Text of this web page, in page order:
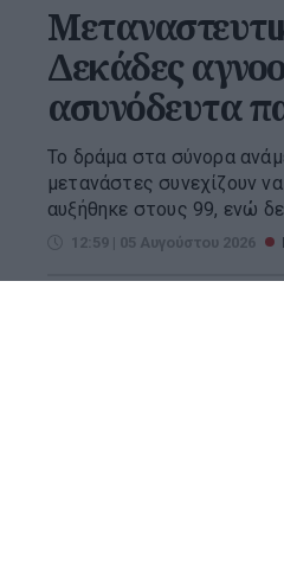
Δεκάδες
ασυνόδευτα
Το δράμα στα σύνορα
μετανάστες συνεχίζουν
αυξήθηκε στους 99, ενώ
12:59 | 05 Αυγούστου 2026